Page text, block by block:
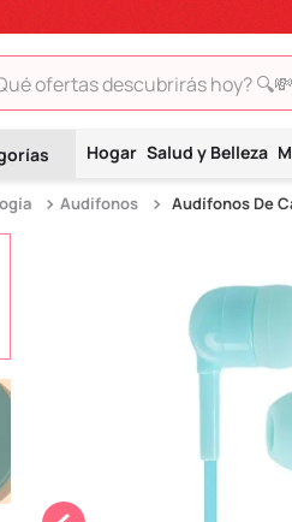
ofertas descubrirás hoy? 🔍💸
Hogar Salud y Belleza
Audifonos Audífonos De
TÉRMINOS MÁS BUSCADOS
.
hello kitty
ositos cariñositos
9.
one piece